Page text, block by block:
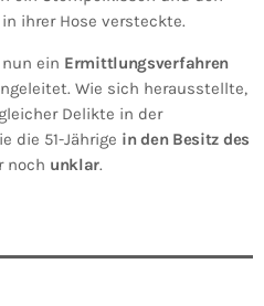
ihrer Hose versteckte.
ein Ermittlungsverfahren
Wie sich herausstellte,
Delikte in der
die 51-Jährige in den Besitz des
noch unklar.